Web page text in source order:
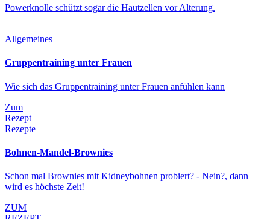
Powerknolle schützt sogar die Hautzellen vor Alterung.
Allgemeines
Gruppentraining unter Frauen
Wie sich das Gruppentraining unter Frauen anfühlen kann
Zum
Rezept
Rezepte
Bohnen-Mandel-Brownies
Schon mal Brownies mit Kidneybohnen probiert? - Nein?, dann
wird es höchste Zeit!
ZUM